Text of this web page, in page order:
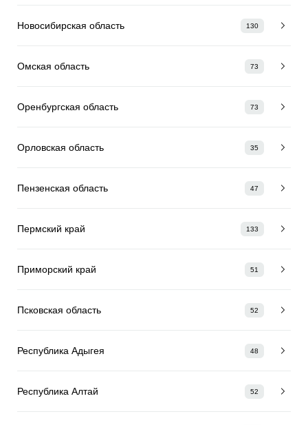
Новосибирская область 130
Омская область 73
Оренбургская область 73
Орловская область 35
Пензенская область 47
Пермский край 133
Приморский край 51
Псковская область 52
Республика Адыгея 48
Республика Алтай 52